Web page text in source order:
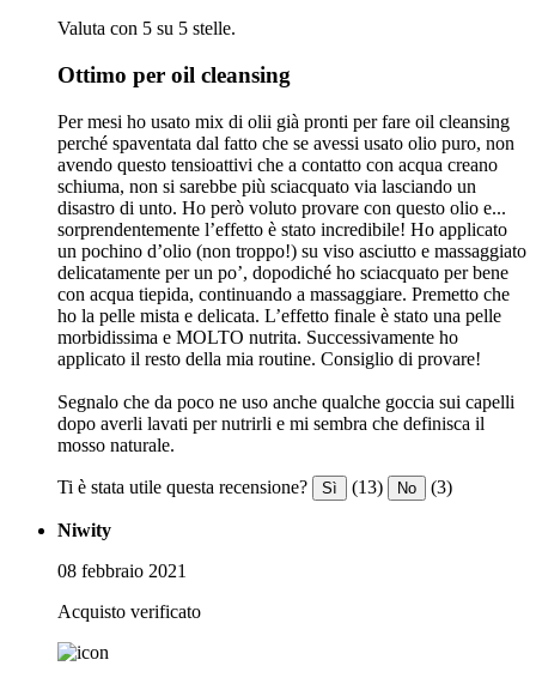
Valuta con 5 su 5 stelle.
Ottimo per oil cleansing
Per mesi ho usato mix di olii già pronti per fare oil cleansing
perché spaventata dal fatto che se avessi usato olio puro, non
avendo questo tensioattivi che a contatto con acqua creano
schiuma, non si sarebbe più sciacquato via lasciando un
disastro di unto. Ho però voluto provare con questo olio e...
sorprendentemente l’effetto è stato incredibile! Ho applicato
un pochino d’olio (non troppo!) su viso asciutto e massaggiato
delicatamente per un po’, dopodiché ho sciacquato per bene
con acqua tiepida, continuando a massaggiare. Premetto che
ho la pelle mista e delicata. L’effetto finale è stato una pelle
morbidissima e MOLTO nutrita. Successivamente ho
applicato il resto della mia routine. Consiglio di provare!
Segnalo che da poco ne uso anche qualche goccia sui capelli
dopo averli lavati per nutrirli e mi sembra che definisca il
mosso naturale.
Ti è stata utile questa recensione? Sì (13) No (3)
Niwity
08 febbraio 2021
Acquisto verificato